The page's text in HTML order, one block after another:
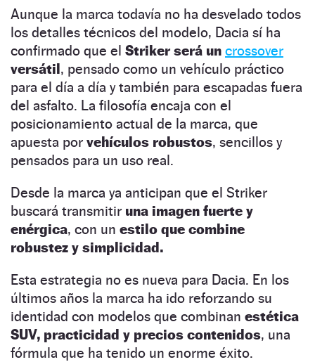
Aunque la marca todavía no ha desvelado todos
los detalles técnicos del modelo, Dacia sí ha
confirmado que el Striker será un crossover
versátil, pensado como un vehículo práctico
para el día a día y también para escapadas fuera
del asfalto. La filosofía encaja con el
posicionamiento actual de la marca, que
apuesta por vehículos robustos, sencillos y
pensados para un uso real.
Desde la marca ya anticipan que el Striker
buscará transmitir una imagen fuerte y
enérgica, con un estilo que combine
robustez y simplicidad.
Esta estrategia no es nueva para Dacia. En los
últimos años la marca ha ido reforzando su
identidad con modelos que combinan estética
SUV, practicidad y precios contenidos, una
fórmula que ha tenido un enorme éxito.